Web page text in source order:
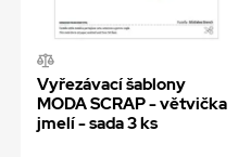
Vyřezávací šablony
MODA SCRAP - větvička
jmelí - sada 3 ks